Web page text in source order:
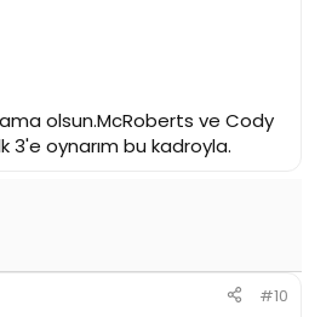
olsun.McRoberts ve Cody
3'e oynarım bu kadroyla.
#10